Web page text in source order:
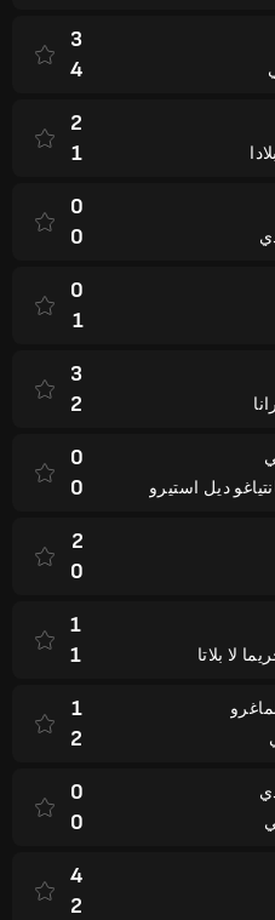
3
4
2
1
0
0
0
1
3
2
ديل استيرو
0
0
2
0
لا بلاتا
1
1
1
2
0
0
4
2